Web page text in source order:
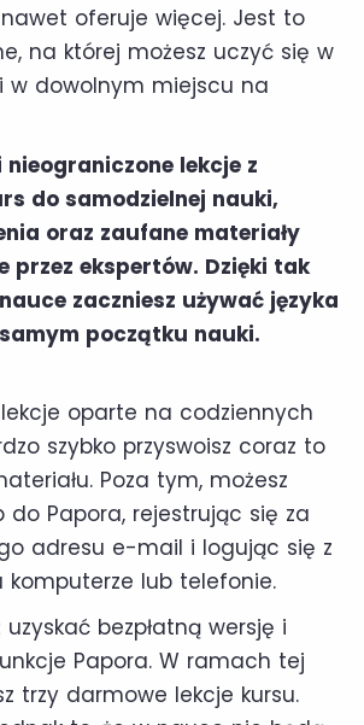
oferuje więcej. Jest to
na której możesz uczyć się w
w dowolnym miejscu na
lekcje z
do samodzielnej nauki,
oraz zaufane materiały
przez ekspertów. Dzięki tak
zaczniesz używać języka
początku nauki.
oparte na codziennych
szybko przyswoisz coraz to
Poza tym, możesz
do Papora, rejestrując się za
adresu e-mail i logując się z
komputerze lub telefonie.
uzyskać bezpłatną wersję i
Papora. W ramach tej
trzy darmowe lekcje kursu.